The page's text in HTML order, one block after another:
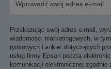
Przekazując swój adres e-mail,
wiadomości marketingowych, w
rynkowych i ankiet dotyczących
usług firmy Epson pocztą
komunikacji elektronicznej zgodnie